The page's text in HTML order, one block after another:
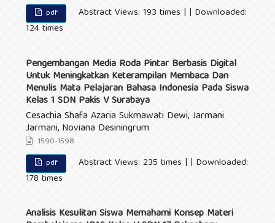
pdf
Abstract Views: 193 times | | Downloaded:
124 times
Pengembangan Media Roda Pintar Berbasis Digital
Untuk Meningkatkan Keterampilan Membaca Dan
Menulis Mata Pelajaran Bahasa Indonesia Pada Siswa
Kelas 1 SDN Pakis V Surabaya
Cesachia Shafa Azaria Sukmawati Dewi, Jarmani
Jarmani, Noviana Desiningrum
1590-1598
pdf
Abstract Views: 235 times | | Downloaded:
178 times
Analisis Kesulitan Siswa Memahami Konsep Materi